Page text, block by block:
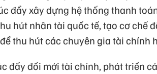
đẩy xây dựng hệ thống thanh
hút nhân tài quốc tế, tạo cơ chế
thu hút các chuyên gia tài chính
đẩy đổi mới tài chính, phát triển